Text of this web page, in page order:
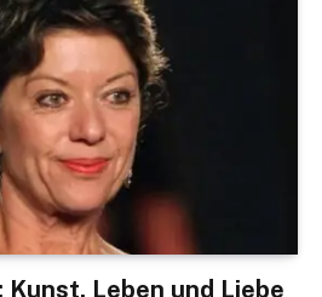
Kunst, Leben und Liebe